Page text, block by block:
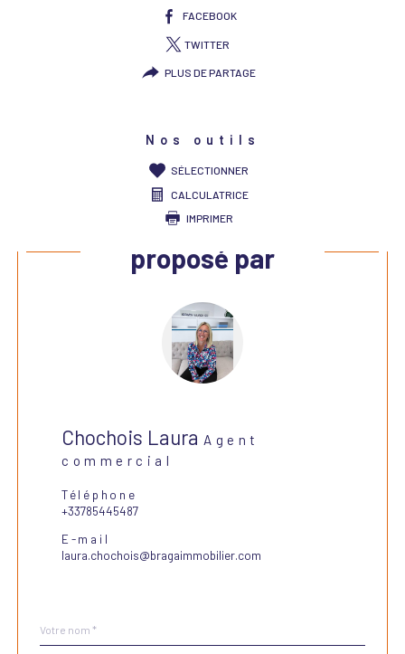
FACEBOOK
TWITTER
PLUS DE PARTAGE
Nos outils
SÉLECTIONNER
CALCULATRICE
IMPRIMER
Ce bien vous est
proposé par
Chochois Laura Agent
commercial
Téléphone
+33785445487
E-mail
laura.chochois@bragaimmobilier.com
par
*